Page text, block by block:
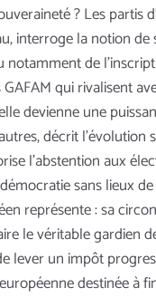
? Les
interroge la notion
de
qui rivalisent
devienne une
décrit
l’abstention aux
sans lieux
représente : sa
le véritable
un impôt
destinée à